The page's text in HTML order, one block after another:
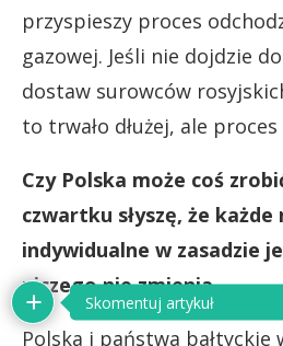
przyspieszy proces
gazowej. Jeśli nie dojdzie
dostaw surowców
to trwało dłużej, ale proces
Czy Polska może coś
czwartku słyszę, że każde
indywidualne w zasadzie
niczego nie zmienia.
Polska i państwa bałtyckie